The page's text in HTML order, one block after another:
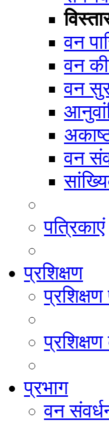
वन
वन
वन
वन
पत्रिकाएं
प्रशिक्षण
प्रभाग
वन